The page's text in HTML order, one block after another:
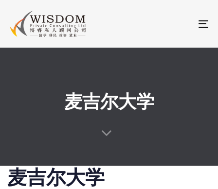
links
primary
navigation
麦吉尔大学
麦吉尔大学